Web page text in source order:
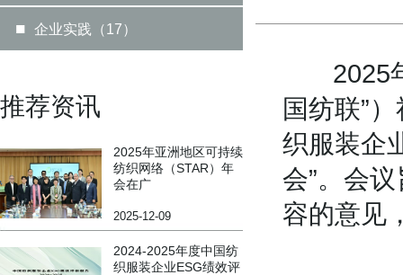
■ 企业实践（17）
推荐资讯
2025年亚洲地区可持续
纺织网络（STAR）年
会在广
2025-12-09
2024-2025年度中国纺
织服装企业ESG绩效评
2025年
国纺联”
织服装企
会”。会
容的意见